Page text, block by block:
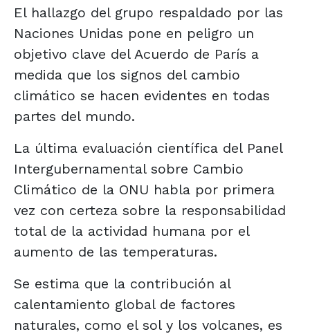
El hallazgo del grupo respaldado por las
Naciones Unidas pone en peligro un
objetivo clave del Acuerdo de París a
medida que los signos del cambio
climático se hacen evidentes en todas
partes del mundo.
La última evaluación científica del Panel
Intergubernamental sobre Cambio
Climático de la ONU habla por primera
vez con certeza sobre la responsabilidad
total de la actividad humana por el
aumento de las temperaturas.
Se estima que la contribución al
calentamiento global de factores
naturales, como el sol y los volcanes, es